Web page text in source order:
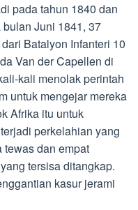
pada tahun 1840 dan
Juni 1841, 37
Batalyon Infanteri 10
Van der Capellen di
kali menolak perintah
untuk mengejar mereka
Afrika itu untuk
perkelahian yang
tewas dan empat
tersisa ditangkap.
kasur jerami